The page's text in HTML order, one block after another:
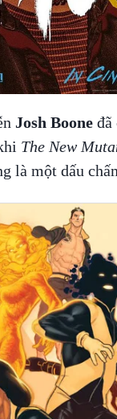
Josh Booneđã
The New
là một dấu